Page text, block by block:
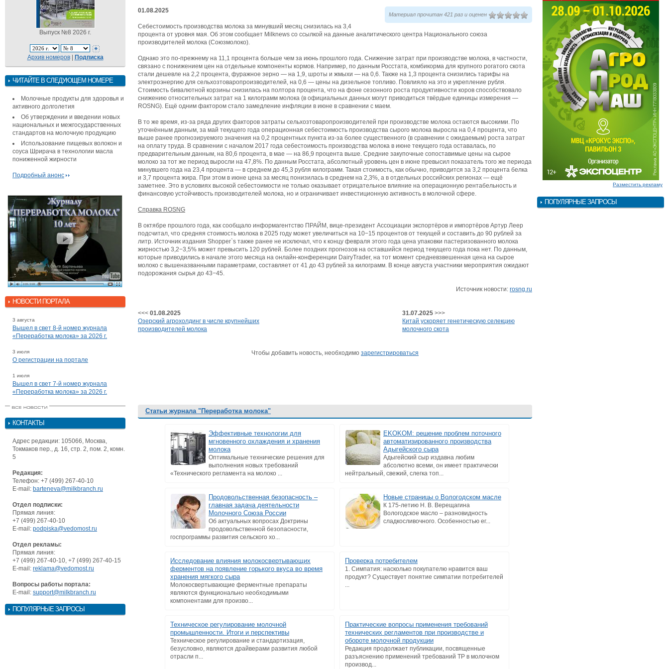
Выпуск №8 2026 г.
Архив номеров| Подписка
ЧИТАЙТЕ В СЛЕДУЮЩЕМ НОМЕРЕ
Молочные продукты для здоровья и
активного долголетия
Об утверждении и введении новых
национальных и межгосударственных
стандартов на молочную продукцию
Использование пищевых волокон и
соуса Шрирача в технологии масла
пониженной жирности
Подробный анонс
НОВОСТИ ПОРТАЛА
3 августа
Вышел в свет 8-й номер журнала
«Переработка молока» за 2026 г.
3 июля
О регистрации на портале
1 июля
Вышел в свет 7-й номер журнала
«Переработка молока» за 2026 г.
КОНТАКТЫ
Адрес редакции: 105066, Москва,
Токмаков пер., д. 16, стр. 2, пом. 2, комн.
5
Редакция:
Телефон: +7 (499) 267-40-10
E-mail: barteneva@milkbranch.ru
Отдел подписки:
Прямая линия:
+7 (499) 267-40-10
E-mail: podpiska@vedomost.ru
Отдел рекламы:
Прямая линия:
+7 (499) 267-40-10, +7 (499) 267-40-15
E-mail: reklama@vedomost.ru
Вопросы работы портала:
E-mail: support@milkbranch.ru
ПОПУЛЯРНЫЕ ЗАПРОСЫ
01.08.2025
Материал прочитан 421 раз и оценен
Себестоимость производства молока за минувший месяц снизилась на 3,4
процента от уровня мая. Об этом сообщает Milknews со ссылкой на данные аналитического центра Национального союза
производителей молока (Союзмолоко).
Однако это по-прежнему на 11,1 процента больше чем за июнь прошлого года. Снижение затрат при производстве молока, в частности,
связано с понижением цен на отдельные компоненты кормов. Например, по данным Росстата, комбикорма для крупного рогатого скота
стали дешевле на 2,2 процента, фуражное зерно — на 1,9, шроты и жмыхи — на 0,6. Также на 1,3 процента снизились тарифы на
электроэнергию для сельхозтоваропроизводителей, на 0,6 — цены на дизельное топливо. Повлияло на это и укрепление рубля.
Стоимость бивалютной корзины снизилась на полтора процента, что на фоне сезонного роста продуктивности коров способствовало
снижению относительных затрат на 1 килограмм молока (в официальных данных могут приводиться твёрдые единицы измерения —
ROSNG). Ещё одним фактором стало замедление инфляции в июне в сравнении с маем.
В то же время, из-за ряда других факторов затраты сельхозтоваропроизводителей при производстве молока остаются высокими. По
уточнённым данным, за май текущего года операционная себестоимость производства сырого молока выросла на 0,4 процента, что
выше ранее прогнозируемого значения на 0,2 процентных пункта из-за более существенного (в сравнении с ожидаемым) роста затрат
на оплату труда. В сравнении с началом 2017 года себестоимость производства молока в июне текущего года оставалась, по
предварительным данным, на 80,6 процента, в мае — на 86,9 процента выше. Средние закупочные сопоставимые цены на сырое
молоко за тот же период выросли на 47,8%. По данным Росстата, абсолютный уровень цен в июне превысил показатель того же периода
минувшего года на 23,4 процента — в среднем до 45,3 рубля килограмм. Такая стоимость, как обычно, приводится за 3,2 процента белка
и 3,7 процента жира. При этом в июне цена за месяц понизилась в среднем на 2,3%, а в отдельных российских регионах — ещё
заметнее. Это в условиях высокой себестоимости не только оказывает отрицательное влияние на операционную рентабельность и
финансовую устойчивость производителей молока, но и ограничивает инвестиционную активность в молочной сфере.
Справка ROSNG
В октябре прошлого года, как сообщало информагентство ПРАЙМ, вице-президент Ассоциации экспортёров и импортёров Артур Леер
подсчитал, что средняя стоимость молока в 2025 году может увеличиться на 10−15 процентов от текущей и составить до 90 рублей за
литр. Источник издания Shopper`s также ранее не исключал, что к концу февраля этого года цена упаковки пастеризованного молока
жирностью 3,2−3,5% может превысить 120 рублей. Более поздних прогнозов на оставшийся период текущего года пока нет. По данным,
которые приводились в начале этого месяца на онлайн-конференции DairyTrader, на тот момент средневзвешенная цена на сырое
молоко с вышеназванными параметрами, составляет от 41 до 43 рублей за килограмм. В конце августа участники мероприятия ожидают
подорожания сырья до 43−45.
Источник новости: rosng.ru
<<< 01.08.2025
Озерский агрохолдинг в числе крупнейших
производителей молока
31.07.2025 >>>
Китай ускоряет генетическую селекцию
молочного скота
Чтобы добавить новость, необходимо зарегистрироваться
Статьи журнала "Переработка молока"
Эффективные технологии для
мгновенного охлаждения и хранения
молока
Оптимальные технические решения для
выполнения новых требований
«Технического регламента на молоко ...
EKOKOM: решение проблем поточного
автоматизированного производства
Адыгейского сыра
Адыгейский сыр издавна любим
абсолютно всеми, он имеет практически
нейтральный, свежий, слегка топ...
Продовольственная безопасность –
главная задача деятельности
Молочного Союза России
Об актуальных вопросах Доктрины
продовольственной безопасности,
госпрограммы развития сельского хо...
Новые страницы о Вологодском масле
К 175-летию Н. В. Верещагина
Вологодское масло – разновидность
сладкосливочного. Особенностью ег...
Исследование влияния молокосвертывающих
ферментов на появление горького вкуса во время
хранения мягкого сыра
Молокосвертывающие ферментные препараты
являются функционально необходимыми
компонентами для произво...
Проверка потребителем
1. Симпатия: насколько покупателю нравится ваш
продукт? Существует понятие симпатии потребителей
...
Техническое регулирование молочной
промышленности. Итоги и перспективы
Техническое регулирование и стандартизация,
безусловно, являются драйверами развития любой
отрасли п...
Практические вопросы применения требований
технических регламентов при производстве и
обороте молочной продукции
Редакция продолжает публикации, посвященные
разъяснению применений требований ТР в молочном
производ...
Разместить рекламу
ПОПУЛЯРНЫЕ ЗАПРОСЫ